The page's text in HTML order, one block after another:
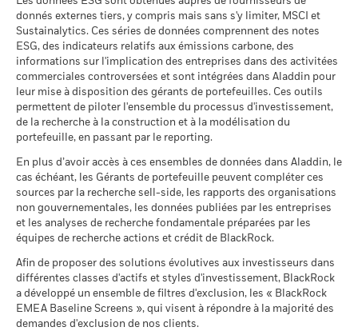
*Le 06/mai/2025, le Fonds a changé de nom et/ou d’objectif
et de politique d’investissement.
2021 2022 2023 2024 2025
Rendement total
(%) CHF
2,6 1,0 2,2
Indice de
référence
comparateur 1
La performance indiquée est calculée après déduction des
frais courants. Les frais d’entrée/de sortie ne sont pas inclus
Les chiffres indiqués se rapportent aux performances
passées.Les performances passées ne sont pas un indicateur
fiable des performances futures. Les marchés pourraient
Catégorie Morningstar
Global Flexible Bond - CHF
Hedged
Liquidité du fonds
Quotidienne, sur la base d'un
prix à terme
SEDOL BKPVWL2
Positions susceptibles de modification.
Des pondérations négatives peuvent être le résultat de
circonstances spécifiques (par exemple de différences de
timing entre les dates de transaction et de règlement de titres
achetés par les Fonds) et/ou de l'utilisation de certains
instruments financiers, comme les produits dérivés, qui
peuvent être utilisés pour acquérir ou réduire une exposition
au marché et/ou à des fins de gestion des risques. Allocations
susceptibles de modification.
Previous
1 2 3
Kate Galustian
Période de détention recommandée : 3 ans
Exemple d’investissement CHF 10 000
au
Scénarios
Minimal Il n’y a pas de rendement minimum
Tension
Ce que vous pourriez obtenir après
Rendement annuel moyen
Défavorable
Ce que vous pourriez obtenir après
Rendement annuel moyen
Intermédiaire
Ce que vous pourriez obtenir après
Rendement annuel moyen
Favorable
Ce que vous pourriez obtenir après
Rendement annuel moyen
d’un fonds, veuillez vous reporter à son prospectus.
Pour consulter la méthodologie de MSCI sur laquelle
reposent les indicateurs de participation aux secteurs
d'activité, utilisez les liensci-dessous.
MSCI - Armes controversées
au 30/juin/2026
0,00%
MSCI - Armes nucléaires
au 30/juin/2026
0,00%
MSCI - Armes à feu civiles
au 30/juin/2026
0,00%
MSCI - Tabac
au 30/juin/2026
MSCI - Contrevenants au
Pacte mondial des Nations
Unies
au 30/juin/2026
0,00%
(French - Belgium^France)
BlackRock Global Funds - Annual Report
(French - France)
BlackRock Global Funds - Annual Report
(French)
BlackRock Global Funds - Annual report and
audited financial statements (French)
Sustainability related disclosure - FIGO-E-AG
(en)
Sustainability related disclosure - FIGO-E-AG
donnés externes tiers, y compris mais sans s'y limiter, MSCI et
Sustainalytics. Ces séries de données comprennent des notes
ESG, des indicateurs relatifs aux émissions carbone, des
informations sur l'implication des entreprises dans des activitées
commerciales controversées et sont intégrées dans Aladdin pour
leur mise à disposition des gérants de portefeuilles. Ces outils
permettent de piloter l'ensemble du processus d'investissement,
de la recherche à la construction et à la modélisation du
portefeuille, en passant par le reporting.
En plus d’avoir accès à ces ensembles de données dans Aladdin, le
cas échéant, les Gérants de portefeuille peuvent compléter ces
sources par la recherche sell-side, les rapports des organisations
non gouvernementales, les données publiées par les entreprises
et les analyses de recherche fondamentale préparées par les
équipes de recherche actions et crédit de BlackRock.
Afin de proposer des solutions évolutives aux investisseurs dans
différentes classes d'actifs et styles d'investissement, BlackRock
a développé un ensemble de filtres d'exclusion, les « BlackRock
EMEA Baseline Screens », qui visent à répondre à la majorité des
demandes d'exclusion de nos clients.